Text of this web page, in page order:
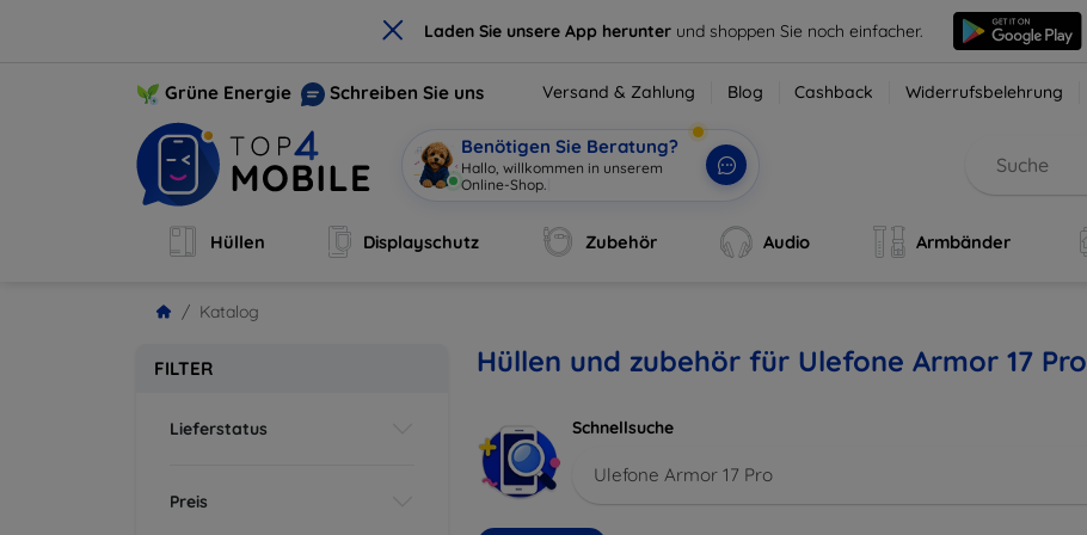
× Laden Sie unsere App herunter und shoppen Sie noch einfacher.
Grüne Energie Schreiben Sie uns Versand & Zahlung Blog Cashback Widerrufsbelehrung
Benötigen Sie Beratung?
Hallo, willkommen in unserem
Online-Shop.
Hüllen Displayschutz Zubehör Audio Armbänder
Katalog
FILTER
Lieferstatus
Preis
Hüllen und zubehör für Ulefone Armor 17 Pro
Schnellsuche
Ulefone Armor 17 Pro